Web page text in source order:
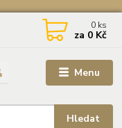
Menu
Hledat
0 ks
za 0 Kč